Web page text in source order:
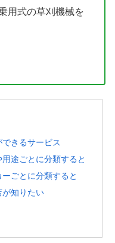
用式の草刈機械を
きるサービス
途ごとに分類すると
ごとに分類すると
知りたい